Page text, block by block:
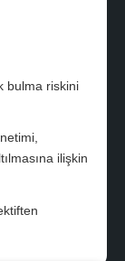
bulma riskini
ilişkin